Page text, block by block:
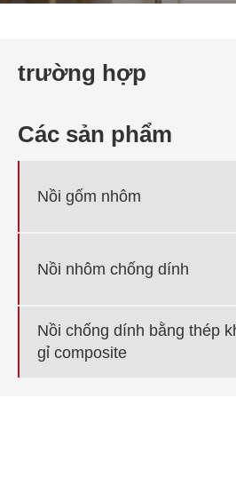
trường hợp
Các sản phẩm
Nồi gốm nhôm
Nồi nhôm chống dính
Nồi chống dính bằng thép
gỉ composite